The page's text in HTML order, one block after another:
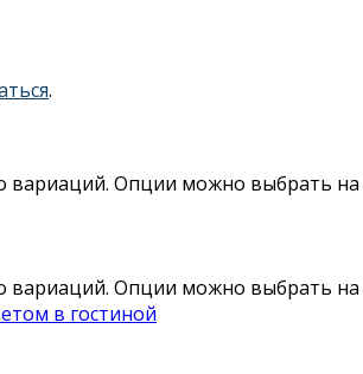
.
вариаций. Опции можно выбрать на
вариаций. Опции можно выбрать на
в гостиной